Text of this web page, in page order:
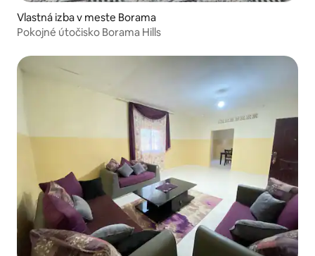
Vlastná izba v meste Borama
Pokojné útočisko Borama Hills